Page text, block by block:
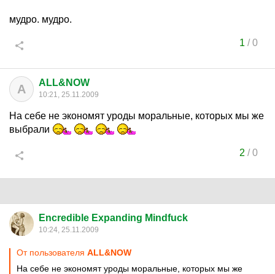
мудро. мудро.
1 /0
A ALL&NOW
10:21, 25.11.2009
На себе не экономят уроды моральные, которых мы же
выбрали
2 /0
Encredible Expanding Mindfuck
10:24, 25.11.2009
От пользователя ALL&NOW
На себе не экономят уроды моральные, которых мы же